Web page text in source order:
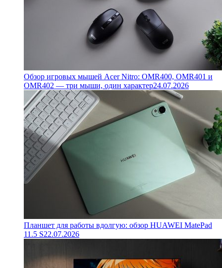
Обзор игровых мышей Acer Nitro: OMR400, OMR401 и
OMR402 — три мыши, один характер24.07.2026
Планшет для работы вдолгую: обзор HUAWEI MatePad
11.5 S22.07.2026